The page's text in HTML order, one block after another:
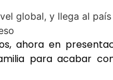
ahora en
para acabar